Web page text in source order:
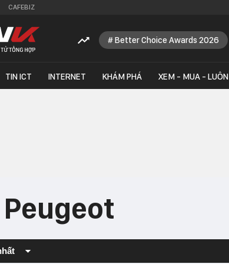
CAFEBIZ
Better Choice Awards 2026
TIN ICT INTERNET KHÁM PHÁ XEM - MUA - LUÔN
Peugeot